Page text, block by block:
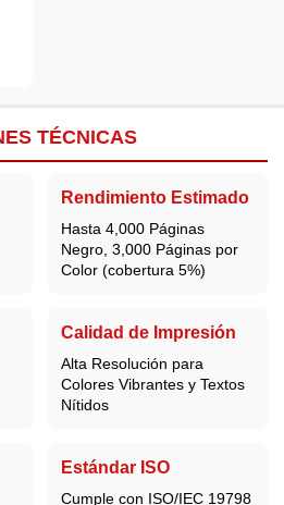
TÉCNICAS
Rendimiento Estimado
Hasta 4,000 Páginas
Negro, 3,000 Páginas por
Color (cobertura 5%)
Calidad de Impresión
Alta Resolución para
Colores Vibrantes y Textos
Nítidos
Estándar ISO
Cumple con ISO/IEC 19798